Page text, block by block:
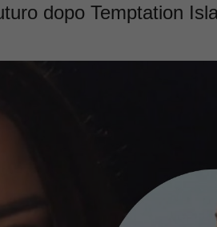
dopo Temptation